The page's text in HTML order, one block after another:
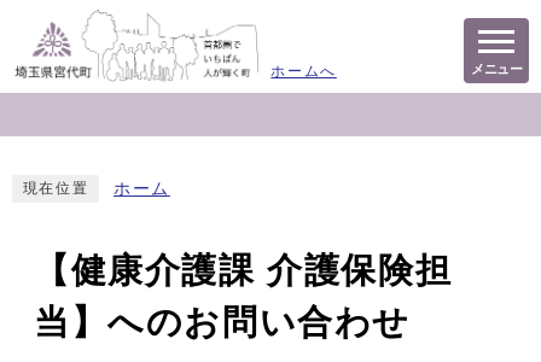
ホームへ メニュー
現在位置 ホーム
【健康介護課 介護保険担
当】へのお問い合わせ